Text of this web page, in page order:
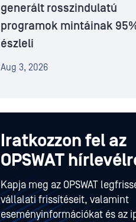
generált rosszindulatú
programok mintáinak
észleli
Aug 3, 2026
Iratkozzon fel az
OPSWAT
Kapja meg az OPSWAT
vállalati frissítéseit, valamint
eseményinformációkat és az